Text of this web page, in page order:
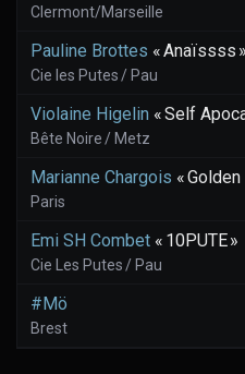
Clermont/Marseille
Pauline Brottes « Anaïssss »
Cie les Putes / Pau
Violaine Higelin « Self
Bête Noire / Metz
Marianne Chargois « Golden
Paris
Emi SH Combet « 10PUTE »
Cie Les Putes / Pau
#Mö
Brest